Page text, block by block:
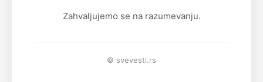
Zahvaljujemo se na razumevanju.
© svevesti.rs